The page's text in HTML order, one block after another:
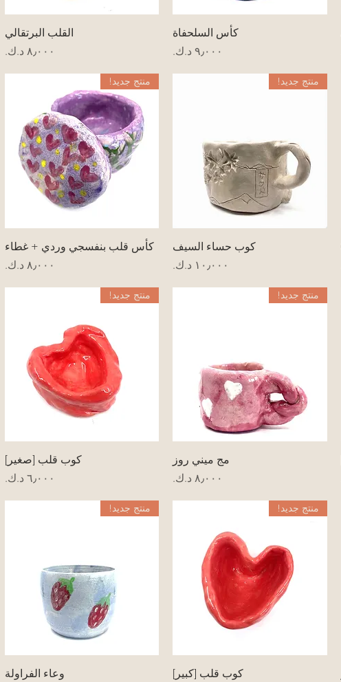
العرض السريعكأس السلحفاة
السعر
العرض السريعالقلب البرتقالي
السعر
العرض السريع
منتج جديد!
كوب حساء السيف
السعر
العرض السريع
منتج جديد!
كأس قلب بنفسجي وردي + غطاء
السعر
العرض السريع
منتج جديد!
مج ميني روز
السعر
العرض السريع
منتج جديد!
كوب قلب [صغير]
السعر
العرض السريع
منتج جديد!
كوب قلب [كبير]
العرض السريع
منتج جديد!
وعاء الفراولة